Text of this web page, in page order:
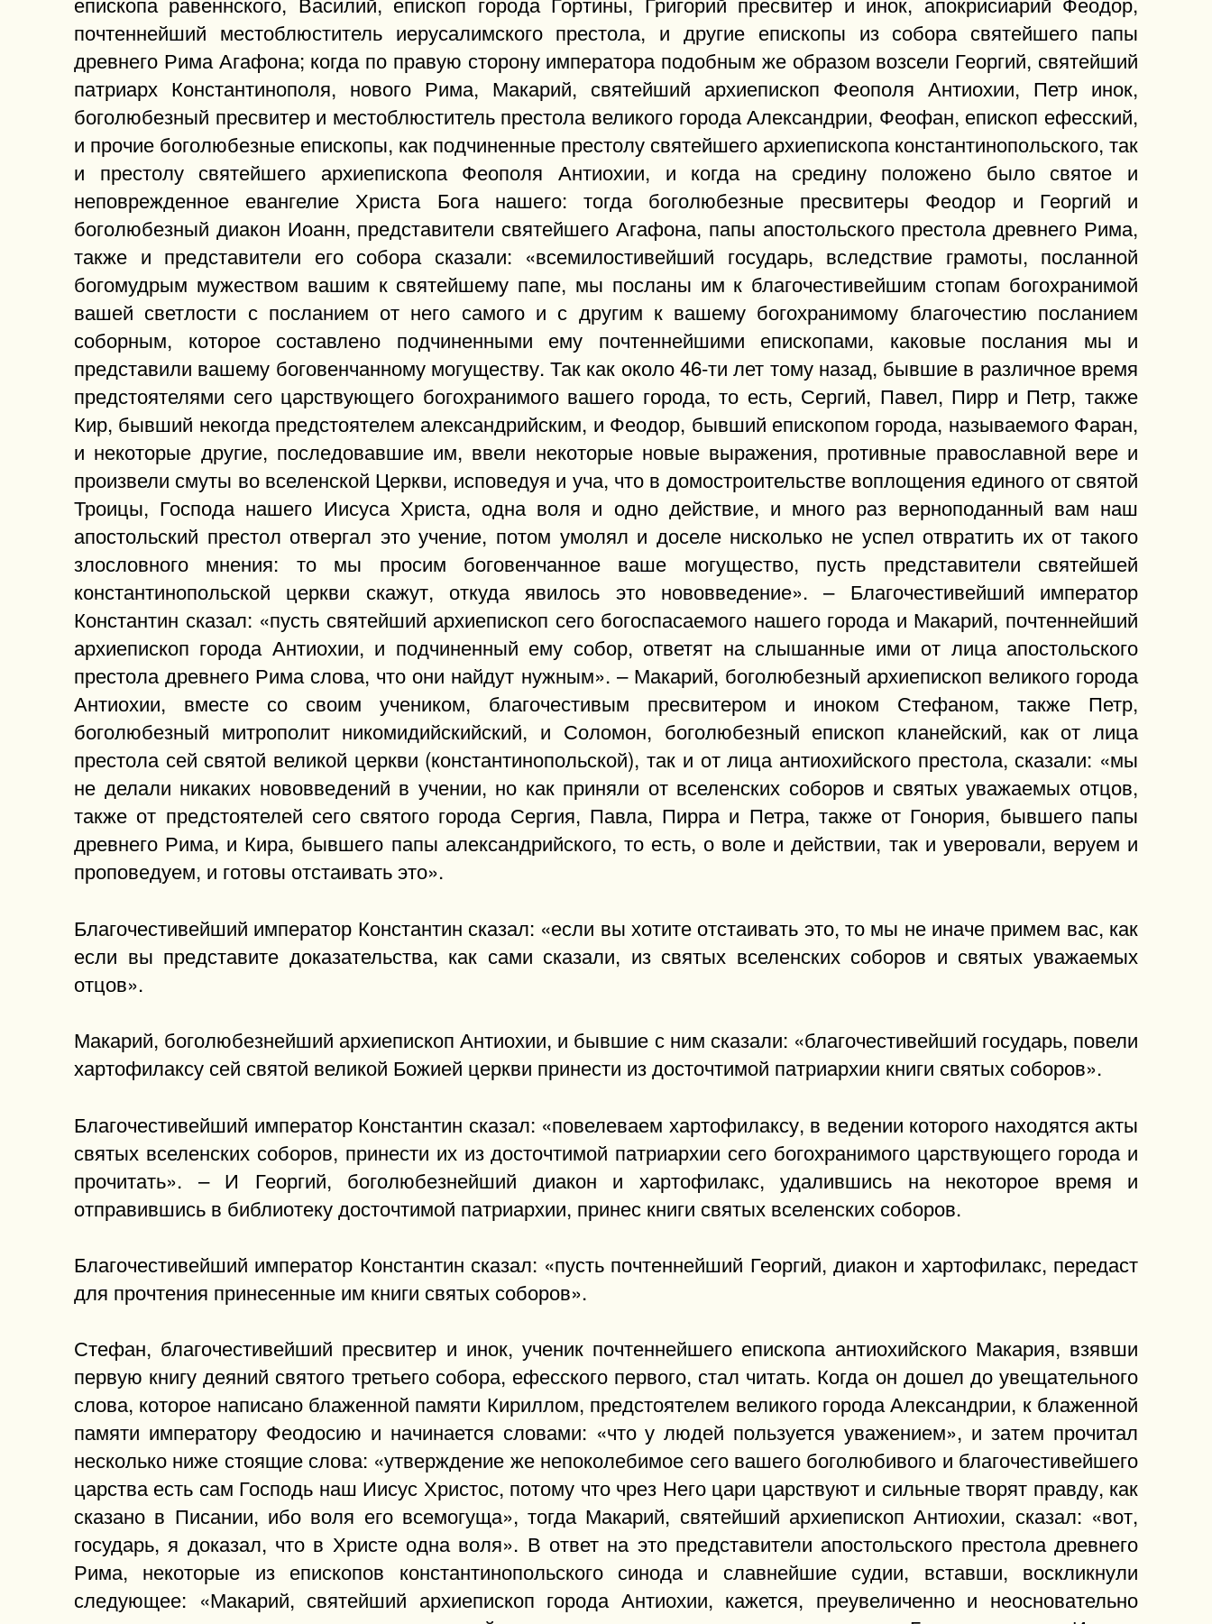
почтеннейший местоблюститель иерусалимского престола, и другие епископы из собора святейшего папы
древнего Рима Агафона; когда по правую сторону императора подобным же образом возсели Георгий, святейший
патриарх Константинополя, нового Рима, Макарий, святейший архиепископ Феополя Антиохии, Петр инок,
боголюбезный пресвитер и местоблюститель престола великого города Александрии, Феофан, епископ ефесский,
и прочие боголюбезные епископы, как подчиненные престолу святейшего архиепископа константинопольского, так
и престолу святейшего архиепископа Феополя Антиохии, и когда на средину положено было святое и
неповрежденное евангелие Христа Бога нашего: тогда боголюбезные пресвитеры Феодор и Георгий и
боголюбезный диакон Иоанн, представители святейшего Агафона, папы апостольского престола древнего Рима,
также и представители его собора сказали: «всемилостивейший государь, вследствие грамоты, посланной
богомудрым мужеством вашим к святейшему папе, мы посланы им к благочестивейшим стопам богохранимой
вашей светлости с посланием от него самого и с другим к вашему богохранимому благочестию посланием
соборным, которое составлено подчиненными ему почтеннейшими епископами, каковые послания мы и
представили вашему боговенчанному могуществу. Так как около 46-ти лет тому назад, бывшие в различное время
предстоятелями сего царствующего богохранимого вашего города, то есть, Сергий, Павел, Пирр и Петр, также
Кир, бывший некогда предстоятелем александрийским, и Феодор, бывший епископом города, называемого Фаран,
и некоторые другие, последовавшие им, ввели некоторые новые выражения, противные православной вере и
произвели смуты во вселенской Церкви, исповедуя и уча, что в домостроительстве воплощения единого от святой
Троицы, Господа нашего Иисуса Христа, одна воля и одно действие, и много раз верноподанный вам наш
апостольский престол отвергал это учение, потом умолял и доселе нисколько не успел отвратить их от такого
злословного мнения: то мы просим боговенчанное ваше могущество, пусть представители святейшей
константинопольской церкви скажут, откуда явилось это нововведение». – Благочестивейший император
Константин сказал: «пусть святейший архиепископ сего богоспасаемого нашего города и Макарий, почтеннейший
архиепископ города Антиохии, и подчиненный ему собор, ответят на слышанные ими от лица апостольского
престола древнего Рима слова, что они найдут нужным». – Макарий, боголюбезный архиепископ великого города
Антиохии, вместе со своим учеником, благочестивым пресвитером и иноком Стефаном, также Петр,
боголюбезный митрополит никомидийскийский, и Соломон, боголюбезный епископ кланейский, как от лица
престола сей святой великой церкви (константинопольской), так и от лица антиохийского престола, сказали: «мы
не делали никаких нововведений в учении, но как приняли от вселенских соборов и святых уважаемых отцов,
также от предстоятелей сего святого города Сергия, Павла, Пирра и Петра, также от Гонория, бывшего папы
древнего Рима, и Кира, бывшего папы александрийского, то есть, о воле и действии, так и уверовали, веруем и
проповедуем, и готовы отстаивать это».
Благочестивейший император Константин сказал: «если вы хотите отстаивать это, то мы не иначе примем вас, как
если вы представите доказательства, как сами сказали, из святых вселенских соборов и святых уважаемых
отцов».
Макарий, боголюбезнейший архиепископ Антиохии, и бывшие с ним сказали: «благочестивейший государь, повели
хартофилаксу сей святой великой Божией церкви принести из досточтимой патриархии книги святых соборов».
Благочестивейший император Константин сказал: «повелеваем хартофилаксу, в ведении которого находятся акты
святых вселенских соборов, принести их из досточтимой патриархии сего богохранимого царствующего города и
прочитать». – И Георгий, боголюбезнейший диакон и хартофилакс, удалившись на некоторое время и
отправившись в библиотеку досточтимой патриархии, принес книги святых вселенских соборов.
Благочестивейший император Константин сказал: «пусть почтеннейший Георгий, диакон и хартофилакс, передаст
для прочтения принесенные им книги святых соборов».
Стефан, благочестивейший пресвитер и инок, ученик почтеннейшего епископа антиохийского Макария, взявши
первую книгу деяний святого третьего собора, ефесского первого, стал читать. Когда он дошел до увещательного
слова, которое написано блаженной памяти Кириллом, предстоятелем великого города Александрии, к блаженной
памяти императору Феодосию и начинается словами: «что у людей пользуется уважением», и затем прочитал
несколько ниже стоящие слова: «утверждение же непоколебимое сего вашего боголюбивого и благочестивейшего
царства есть сам Господь наш Иисус Христос, потому что чрез Него цари царствуют и сильные творят правду, как
сказано в Писании, ибо воля его всемогуща», тогда Макарий, святейший архиепископ Антиохии, сказал: «вот,
государь, я доказал, что в Христе одна воля». В ответ на это представители апостольского престола древнего
Рима, некоторые из епископов константинопольского синода и славнейшие судии, вставши, воскликнули
следующее: «Макарий, святейший архиепископ города Антиохии, кажется, преувеличенно и неосновательно